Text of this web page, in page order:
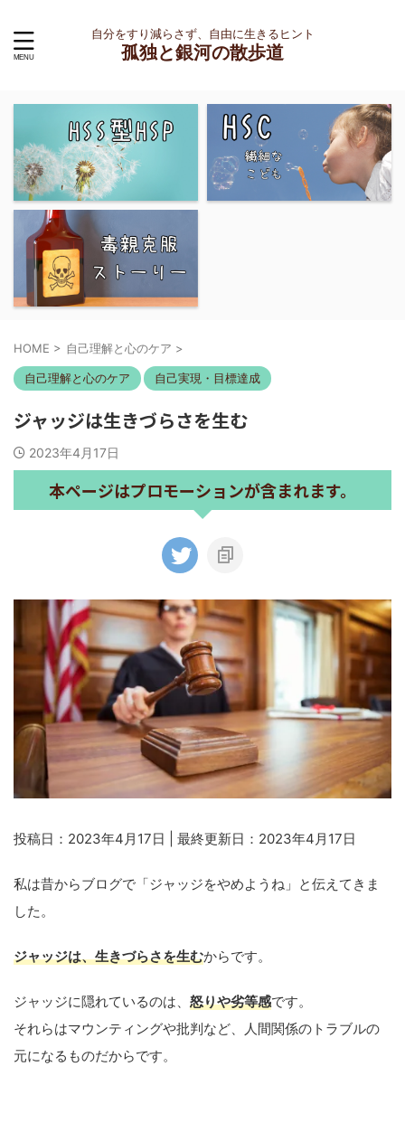
自分をすり減らさず、自由に生きるヒント
孤独と銀河の散歩道
HOME > 自己理解と心のケア >
自己理解と心のケア 自己実現・目標達成
ジャッジは生きづらさを生む
2023年4月17日
本ページはプロモーションが含まれます。
投稿日：2023年4月17日 | 最終更新日：2023年4月17日
私は昔からブログで「ジャッジをやめようね」と伝えてきま
した。
ジャッジは、生きづらさを生むからです。
ジャッジに隠れているのは、 怒りや劣等感です。
それらはマウンティングや批判など、人間関係のトラブルの
元になるものだからです。